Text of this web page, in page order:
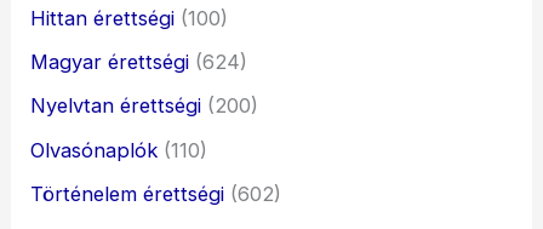
Hittan érettségi (100)
Magyar érettségi (624)
Nyelvtan érettségi (200)
Olvasónaplók (110)
Történelem érettségi (602)